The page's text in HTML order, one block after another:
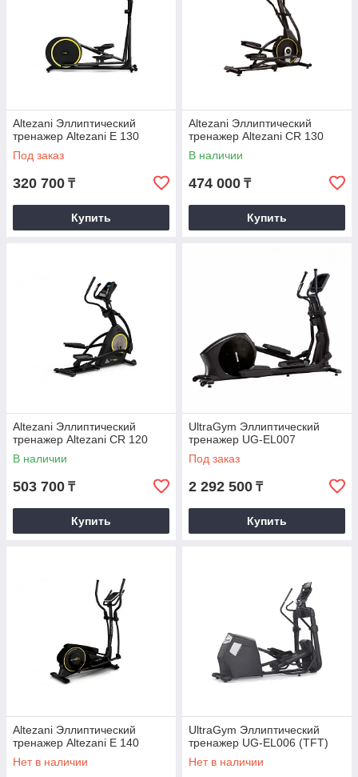
Altezani Эллиптический
тренажер Altezani E 130
Под заказ
320 700 ₸
Купить
Altezani Эллиптический
тренажер Altezani CR 130
В наличии
474 000 ₸
Купить
Altezani Эллиптический
тренажер Altezani CR 120
В наличии
503 700 ₸
Купить
UltraGym Эллиптический
тренажер UG-EL007
Под заказ
2 292 500 ₸
Купить
Altezani Эллиптический
тренажер Altezani E 140
Нет в наличии
UltraGym Эллиптический
тренажер UG-EL006 (TFT)
Нет в наличии